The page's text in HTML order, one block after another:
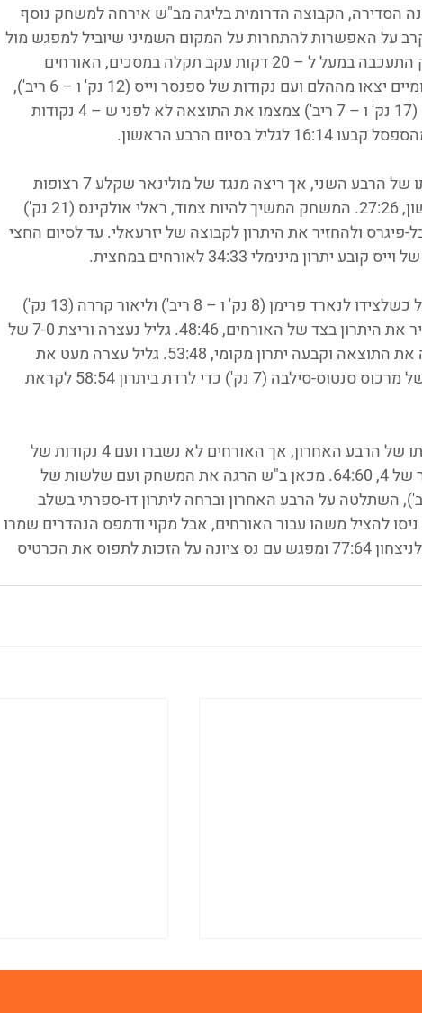
הסדירה, הקבוצה הדרומית בליגה מב"ש אירחה למשחק נוסף
על האפשרות להתחרות על המקום השמיני שיוביל למפגש מול
מכבי תל אביב. אחרי שפתיחת המשחק התעכבה במעל ל – 20 דקות עקב תקלה במסכים, האורחים
מהצפון פתחו טוב ועלו ל – 10:2. המקומיים יצאו מההלם ועם נקודות של ספנסר וייס (12 נק' ו – 6 ריב'),
אייברסון מולינאר (16 נק') וקודי דמפס (17 נק' ו – 7 ריב') צמצמו את התוצאה לא לפני ש – 4 נקודות
גליל הגדילה מעט את הפער עם פתיחתו של הרבע השני, אך ריצה מנגד של מולינאר שקלע 7 רצופות
העלתה את הקבוצה מהנגב ליתרון ראשון, 27:26. המשחק המשיך להיות צמוד, ראלי אולקינס (21 נק')
פיגרס ולהחזיר את היתרון לקבוצה של יזרעאלי. עד לסיום החצי
מינימלי 34:33 לאורחים במחצית.
אולקינס המשיך להיות האיש של הגליל כשלצידו לנארד פרימן (8 נק' ו – 8 ריב') וליאור קררה (13 נק')
פתחו טוב את החצי השני ודאגו להשאיר את היתרון בצד של האורחים, 48:46. גליל נעצרה וריצת 7-0 של
המקומיים בהובלת וייס ומולינאר הפכה את התוצאה וקבעה יתרון מקומי, 53:48. גליל עצרה מעט את
הסחף הבאר-שבעי שנהנתה מנקודות של מרכוס סנטוס-סילבה (7 נק') כדי לרדת ביתרון 58:54 לקראת
המקומיים יצרו מיני מומנטום עם פתיחתו של הרבע האחרון, אך האורחים לא נשברו ועם 4 נקודות של
ליאור קררה שמרו על סטטוס קוו ופיגור של 4, 64:60. מכאן ב"ש הרגה את המשחק ועם שלשות של
וג'סטין מקוי (16 נק' ו – 11 ריב'), השתלטה על הרבע האחרון וברחה ליתרון דו-ספרתי בשלב
להציל משהו עבור האורחים, אבל מקוי ודמפס הנהדרים שמרו
את היתרון המקומי על דו-ספרתי בדרך לניצחון 77:64 ומפגש עם נס ציונה על הזכות לתפוס את הכרטיס